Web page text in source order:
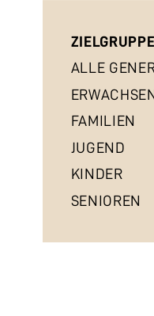
ALLE
FAMILIEN
JUGEND
KINDER
SENIOREN